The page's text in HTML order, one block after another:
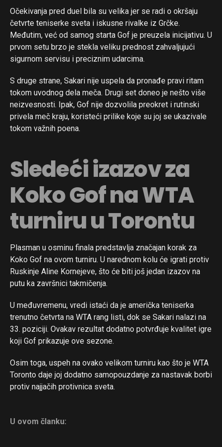
Očekivanja pred duel bila su velika jer se radi o okršaju
četvrte teniserke sveta i iskusne rivalke iz Grčke.
Međutim, već od samog starta Gof je preuzela inicijativu. U
prvom setu brzo je stekla veliku prednost zahvaljujući
sigurnom servisu i preciznim udarcima.
S druge strane, Sakari nije uspela da pronađe pravi ritam
tokom uvodnog dela meča. Drugi set doneo je nešto više
neizvesnosti. Ipak, Gof nije dozvolila preokret i rutinski
privela meč kraju, koristeći prilike koje su joj se ukazivale
tokom važnih poena.
Sledeći izazov za
Koko Gof na WTA
turniru u Torontu
Plasman u osminu finala predstavlja značajan korak za
Koko Gof na ovom turniru. U narednom kolu će igrati protiv
Ruskinje Aline Kornejeve, što će biti još jedan izazov na
putu ka završnici takmičenja.
U međuvremenu, vredi istaći da je američka teniserka
trenutno četvrta na WTA rang listi, dok se Sakari nalazi na
33. poziciji. Ovakav rezultat dodatno potvrđuje kvalitet igre
koji Gof prikazuje ove sezone.
Osim toga, uspeh na ovako velikom turniru kao što je WTA
Toronto daje joj dodatno samopouzdanje za nastavak borbi
protiv najjačih protivnica sveta.
U ovom članku: